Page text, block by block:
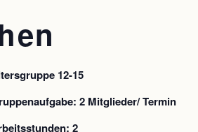
12-15
2 Mitglieder/ Termin
2